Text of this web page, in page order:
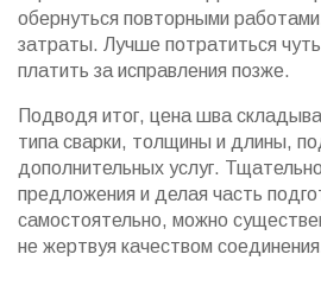
обернуться повторными
затраты. Лучше потратиться
платить за исправления позже.
Подводя итог, цена шва
типа сварки, толщины и длины,
дополнительных услуг.
предложения и делая часть
самостоятельно, можно
не жертвуя качеством